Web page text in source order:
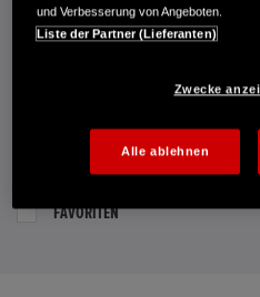
Dealer Website anzeigen
Händler kontaktieren
PROBEFAHRT VEREINBAREN
FAVORITEN
und Verbesserung von Angeboten.
Liste der Partner (Lieferanten)
Zwecke
Alle ablehnen